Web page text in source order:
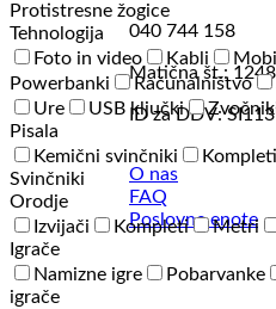
040 744 158
Matična št.:
ID za DDV:
O nas
FAQ
Poslovne enote
Protistresne žogice
Tehnologija
Foto in video
Kabli
Powerbanki
Računalništvo
Ure
USB ključki
Pisala
Kemični svinčniki
Svinčniki
Orodje
Izvijači
Kompleti Metri
Igrače
Namizne igre
Pobarvanke
igrače